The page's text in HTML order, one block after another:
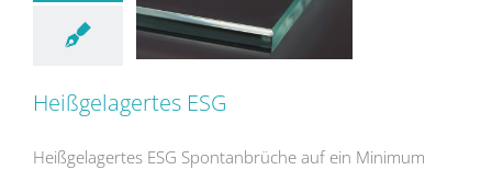
Heißgelagertes ESG
Heißgelagertes ESG Spontanbrüche auf ein Minimum